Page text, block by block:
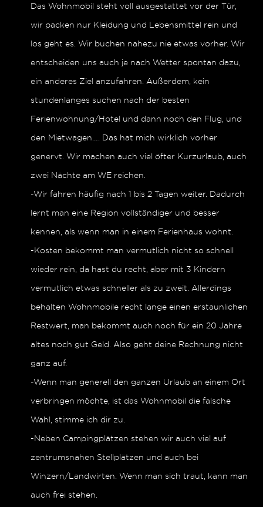
Das Wohnmobil steht voll ausgestattet vor der Tür,
wir packen nur Kleidung und Lebensmittel rein und
los geht es. Wir buchen nahezu nie etwas vorher. Wir
entscheiden uns auch je nach Wetter spontan dazu,
ein anderes Ziel anzufahren. Außerdem, kein
stundenlanges suchen nach der besten
Ferienwohnung/Hotel und dann noch den Flug, und
den Mietwagen…. Das hat mich wirklich vorher
genervt. Wir machen auch viel öfter Kurzurlaub, auch
zwei Nächte am WE reichen.
-Wir fahren häufig nach 1 bis 2 Tagen weiter. Dadurch
lernt man eine Region vollständiger und besser
kennen, als wenn man in einem Ferienhaus wohnt.
-Kosten bekommt man vermutlich nicht so schnell
wieder rein, da hast du recht, aber mit 3 Kindern
vermutlich etwas schneller als zu zweit. Allerdings
behalten Wohnmobile recht lange einen erstaunlichen
Restwert, man bekommt auch noch für ein 20 Jahre
altes noch gut Geld. Also geht deine Rechnung nicht
ganz auf.
-Wenn man generell den ganzen Urlaub an einem Ort
verbringen möchte, ist das Wohnmobil die falsche
Wahl, stimme ich dir zu.
-Neben Campingplätzen stehen wir auch viel auf
zentrumsnahen Stellplätzen und auch bei
Winzern/Landwirten. Wenn man sich traut, kann man
auch frei stehen.